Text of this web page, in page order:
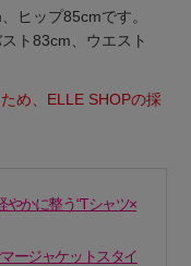
リ
ヒップ85cmです。
ト83cm、ウエスト
め、ELLE SHOPの採
やかに整う“Tシャツ×
ージャケットスタイ